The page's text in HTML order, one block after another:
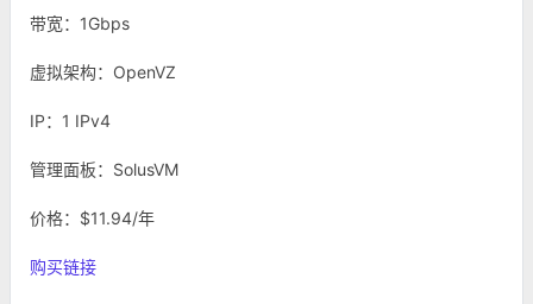
带宽：1Gbps
虚拟架构：OpenVZ
IP：1 IPv4
管理面板：SolusVM
价格：$11.94/年
购买链接